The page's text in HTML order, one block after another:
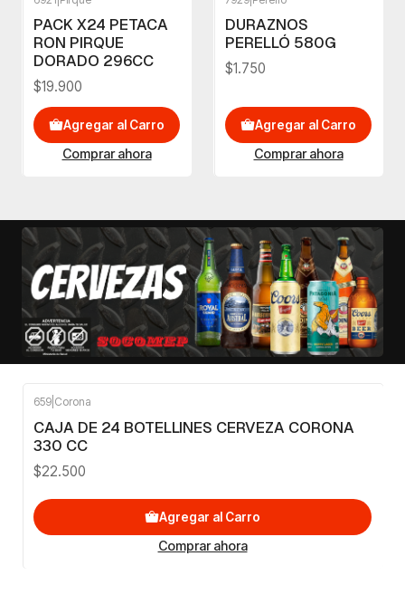
PACK X24 PETACA
RON PIRQUE
DORADO 296CC
$19.900
Agregar al Carro
Comprar ahora
DURAZNOS
PERELLÓ 580G
$1.750
Agregar al Carro
Comprar ahora
659 Corona
CAJA DE 24 BOTELLINES CERVEZA CORONA
330 CC
$22.500
Agregar al Carro
Comprar ahora